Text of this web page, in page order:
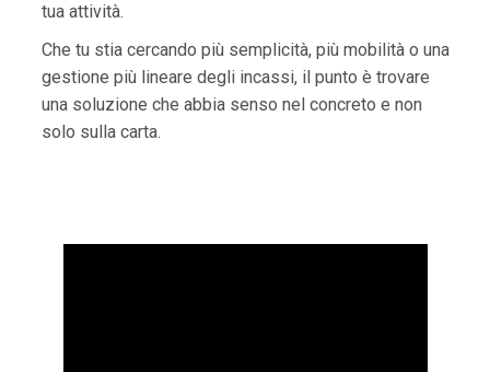
tua attività.
Che tu stia cercando più semplicità, più mobilità o una
gestione più lineare degli incassi, il punto è trovare
una soluzione che abbia senso nel concreto e non
solo sulla carta.